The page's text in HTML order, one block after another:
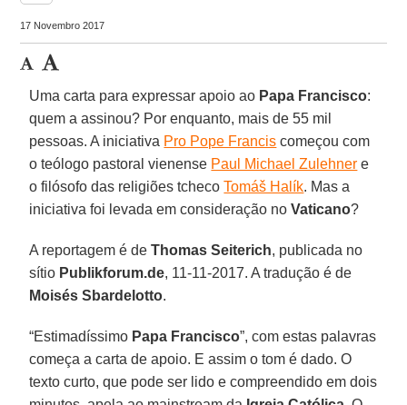
17 Novembro 2017
Uma carta para expressar apoio ao Papa Francisco:
quem a assinou? Por enquanto, mais de 55 mil
pessoas. A iniciativa Pro Pope Francis começou com
o teólogo pastoral vienense Paul Michael Zulehner e
o filósofo das religiões tchecoTomáš Halík. Mas a
iniciativa foi levada em consideração noVaticano?
A reportagem é deThomas Seiterich, publicada no
sítio Publikforum.de, 11-11-2017. A tradução é de
Moisés Sbardelotto.
“Estimadíssimo Papa Francisco”, com estas palavras
começa a carta de apoio. E assim o tom é dado. O
texto curto, que pode ser lido e compreendido em dois